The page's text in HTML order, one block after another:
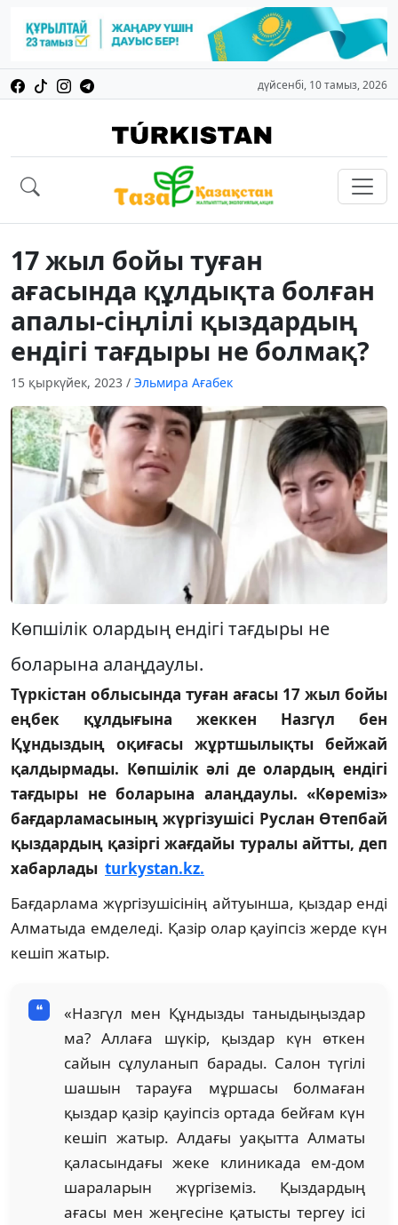
дүйсенбі, 10 тамыз, 2026
17 жыл бойы туған
ағасында құлдықта болған
апалы-сіңлілі қыздардың
ендігі тағдыры не болмақ?
15 қыркүйек, 2023 / Эльмира Ағабек
Көпшілік олардың ендігі тағдыры не
боларына алаңдаулы.
Түркістан облысында туған ағасы 17 жыл бойы
еңбек құлдығына жеккен Назгүл бен
Құндыздың оқиғасы жұртшылықты бейжай
қалдырмады. Көпшілік әлі де олардың ендігі
тағдыры не боларына алаңдаулы. «Көреміз»
бағдарламасының жүргізушісі Руслан Өтепбай
қыздардың қазіргі жағдайы туралы айтты, деп
хабарлады turkystan.kz.
Бағдарлама жүргізушісінің айтуынша, қыздар енді
Алматыда емделеді. Қазір олар қауіпсіз жерде күн
кешіп жатыр.
«Назгүл мен Құндызды таныдыңыздар
ма? Аллаға шүкір, қыздар күн өткен
сайын сұлуланып барады. Салон түгілі
шашын тарауға мұршасы болмаған
қыздар қазір қауіпсіз ортада бейғам күн
кешіп жатыр. Алдағы уақытта Алматы
қаласындағы жеке клиникада ем-дом
шараларын жүргіземіз. Қыздардың
ағасы мен жеңгесіне қатысты тергеу ісі